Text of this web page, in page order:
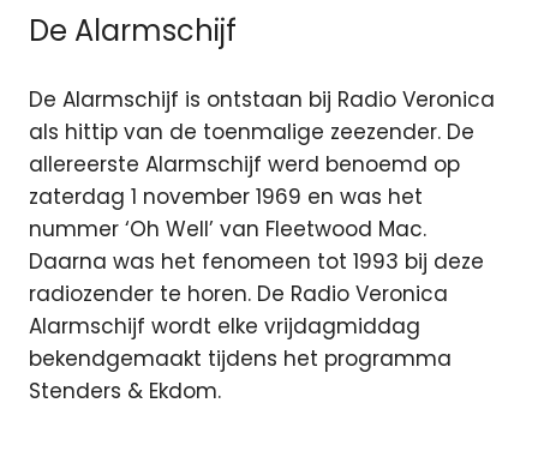
De Alarmschijf
De Alarmschijf is ontstaan bij Radio Veronica
als hittip van de toenmalige zeezender. De
allereerste Alarmschijf werd benoemd op
zaterdag 1 november 1969 en was het
nummer ‘Oh Well’ van Fleetwood Mac.
Daarna was het fenomeen tot 1993 bij deze
radiozender te horen. De Radio Veronica
Alarmschijf wordt elke vrijdagmiddag
bekendgemaakt tijdens het programma
Stenders & Ekdom.